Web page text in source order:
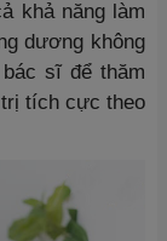
khả năng làm
dương không
sĩ để thăm
trị tích cực theo